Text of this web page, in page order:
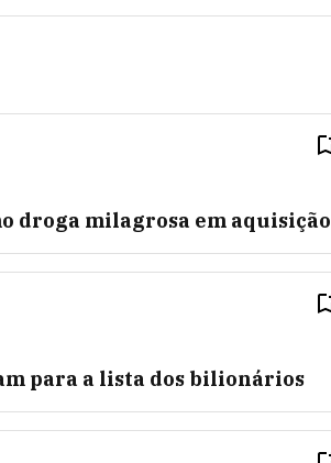
droga milagrosa em aquisição
para a lista dos bilionários